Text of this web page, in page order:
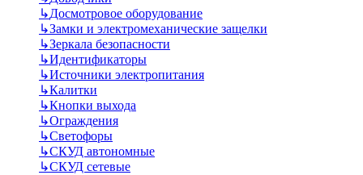
↳Досмотровое оборудование
↳Замки и электромеханические защелки
↳Зеркала безопасности
↳Идентификаторы
↳Источники электропитания
↳Калитки
↳Кнопки выхода
↳Ограждения
↳Светофоры
↳СКУД автономные
↳СКУД сетевые